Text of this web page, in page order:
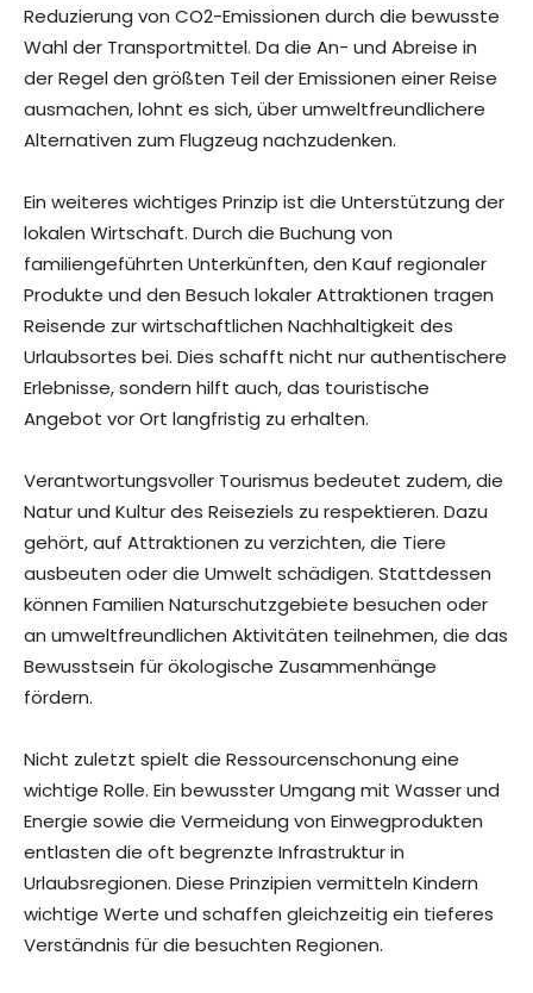
Reduzierung von CO2-Emissionen durch die bewusste
Wahl der Transportmittel. Da die An- und Abreise in
der Regel den größten Teil der Emissionen einer Reise
ausmachen, lohnt es sich, über umweltfreundlichere
Alternativen zum Flugzeug nachzudenken.
Ein weiteres wichtiges Prinzip ist die Unterstützung der
lokalen Wirtschaft. Durch die Buchung von
familiengeführten Unterkünften, den Kauf regionaler
Produkte und den Besuch lokaler Attraktionen tragen
Reisende zur wirtschaftlichen Nachhaltigkeit des
Urlaubsortes bei. Dies schafft nicht nur authentischere
Erlebnisse, sondern hilft auch, das touristische
Angebot vor Ort langfristig zu erhalten.
Verantwortungsvoller Tourismus bedeutet zudem, die
Natur und Kultur des Reiseziels zu respektieren. Dazu
gehört, auf Attraktionen zu verzichten, die Tiere
ausbeuten oder die Umwelt schädigen. Stattdessen
können Familien Naturschutzgebiete besuchen oder
an umweltfreundlichen Aktivitäten teilnehmen, die das
Bewusstsein für ökologische Zusammenhänge
fördern.
Nicht zuletzt spielt die Ressourcenschonung eine
wichtige Rolle. Ein bewusster Umgang mit Wasser und
Energie sowie die Vermeidung von Einwegprodukten
entlasten die oft begrenzte Infrastruktur in
Urlaubsregionen. Diese Prinzipien vermitteln Kindern
wichtige Werte und schaffen gleichzeitig ein tieferes
Verständnis für die besuchten Regionen.